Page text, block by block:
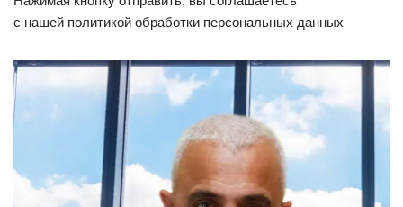
с нашей политикой обработки персональных данных